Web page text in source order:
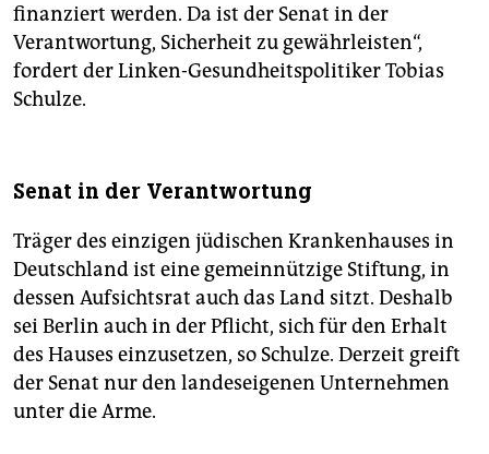
finanziert werden. Da ist der Senat in der
Verantwortung, Sicherheit zu gewährleisten“,
fordert der Linken-Gesundheitspolitiker Tobias
Schulze.
Senat in der Verantwortung
Träger des einzigen jüdischen Krankenhauses in
Deutschland ist eine gemeinnützige Stiftung, in
dessen Aufsichtsrat auch das Land sitzt. Deshalb
sei Berlin auch in der Pflicht, sich für den Erhalt
des Hauses einzusetzen, so Schulze. Derzeit greift
der Senat nur den landeseigenen Unternehmen
unter die Arme.